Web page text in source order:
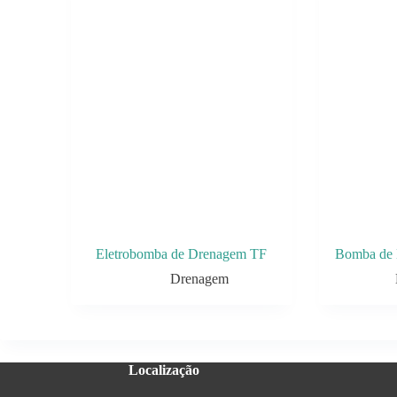
Eletrobomba de Drenagem TF
Drenagem
Bomba de
Localização